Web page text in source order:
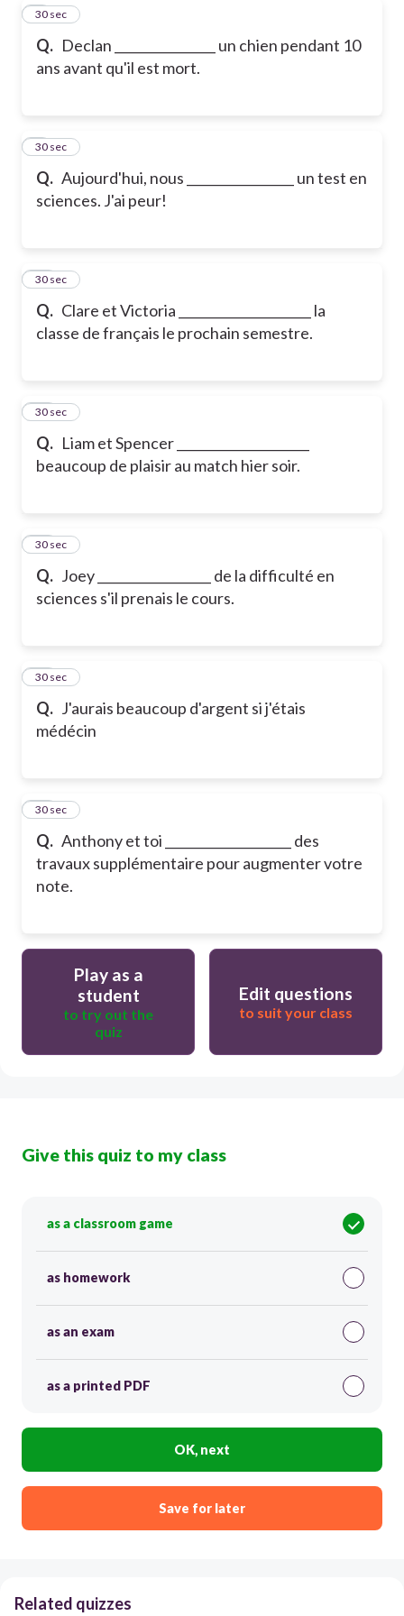
Q. Declan ________________ un chien pendant 10
ans avant qu'il est mort.
8
30 sec
Q. Aujourd'hui, nous _________________ un test en
sciences. J'ai peur!
9
30 sec
Q. Clare et Victoria _____________________ la
classe de français le prochain semestre.
10
30 sec
Q. Liam et Spencer _____________________
beaucoup de plaisir au match hier soir.
11
30 sec
Q. Joey __________________ de la difficulté en
sciences s'il prenais le cours.
12
30 sec
Q. J'aurais beaucoup d'argent si j'étais
médécin
13
30 sec
Q. Anthony et toi ____________________ des
travaux supplémentaire pour augmenter votre
note.
14
30 sec
Play as a
student
to try out the
quiz
Edit questions
to suit your class
Give this quiz to my class
as a classroom game
as homework
as an exam
as a printed PDF
OK, next
Save for later
Related quizzes